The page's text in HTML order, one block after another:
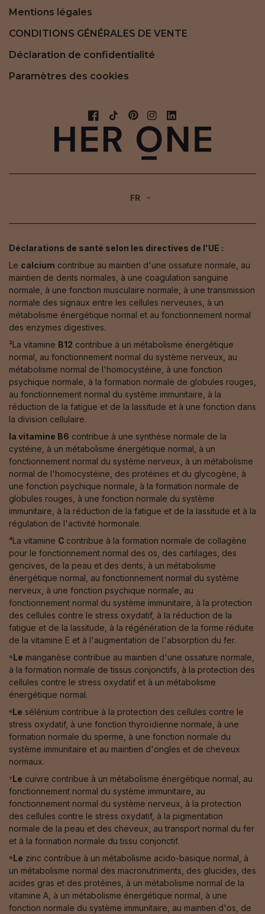
Mentions légales
CONDITIONS GÉNÉRALES DE VENTE
Déclaration de confidentialité
Paramètres des cookies
FR
Déclarations de santé selon les directives de l'UE :
Le calcium contribue au maintien d'une ossature normale, au
maintien de dents normales, à une coagulation sanguine
normale, à une fonction musculaire normale, à une transmission
normale des signaux entre les cellules nerveuses, à un
métabolisme énergétique normal et au fonctionnement normal
des enzymes digestives.
²La vitamine B12 contribue à un métabolisme énergétique
normal, au fonctionnement normal du système nerveux, au
métabolisme normal de l'homocystéine, à une fonction
psychique normale, à la formation normale de globules rouges,
au fonctionnement normal du système immunitaire, à la
réduction de la fatigue et de la lassitude et à une fonction dans
la division cellulaire.
la vitamine B6 contribue à une synthèse normale de la
cystéine, à un métabolisme énergétique normal, à un
fonctionnement normal du système nerveux, à un métabolisme
normal de l'homocystéine, des protéines et du glycogène, à
une fonction psychique normale, à la formation normale de
globules rouges, à une fonction normale du système
immunitaire, à la réduction de la fatigue et de la lassitude et à la
régulation de l'activité hormonale.
⁴La vitamine C contribue à la formation normale de collagène
pour le fonctionnement normal des os, des cartilages, des
gencives, de la peau et des dents, à un métabolisme
énergétique normal, au fonctionnement normal du système
nerveux, à une fonction psychique normale, au
fonctionnement normal du système immunitaire, à la protection
des cellules contre le stress oxydatif, à la réduction de la
fatigue et de la lassitude, à la régénération de la forme réduite
de la vitamine E et à l'augmentation de l'absorption du fer.
⁵Le manganèse contribue au maintien d'une ossature normale,
à la formation normale de tissus conjonctifs, à la protection des
cellules contre le stress oxydatif et à un métabolisme
énergétique normal.
⁶Le sélénium contribue à la protection des cellules contre le
stress oxydatif, à une fonction thyroïdienne normale, à une
formation normale du sperme, à une fonction normale du
système immunitaire et au maintien d'ongles et de cheveux
normaux.
⁷Le cuivre contribue à un métabolisme énergétique normal, au
fonctionnement normal du système immunitaire, au
fonctionnement normal du système nerveux, à la protection
des cellules contre le stress oxydatif, à la pigmentation
normale de la peau et des cheveux, au transport normal du fer
et à la formation normale du tissu conjonctif.
⁸Le zinc contribue à un métabolisme acido-basique normal, à
un métabolisme normal des macronutriments, des glucides, des
acides gras et des protéines, à un métabolisme normal de la
vitamine A, à un métabolisme énergétique normal, à une
fonction normale du système immunitaire, au maintien d'os, de